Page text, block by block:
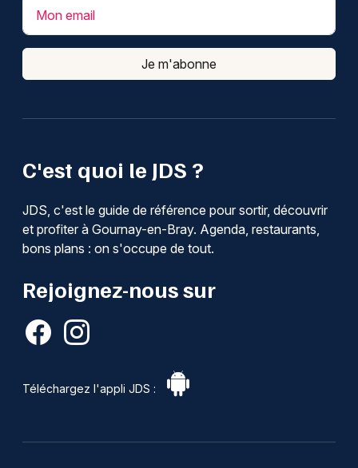
C'est quoi le JDS ?
JDS, c'est le guide de référence pour sortir, découvrir
et profiter à Gournay-en-Bray. Agenda, restaurants,
bons plans : on s'occupe de tout.
Rejoignez-nous sur
Téléchargez l'appli JDS :
Mon email
Je m'abonne